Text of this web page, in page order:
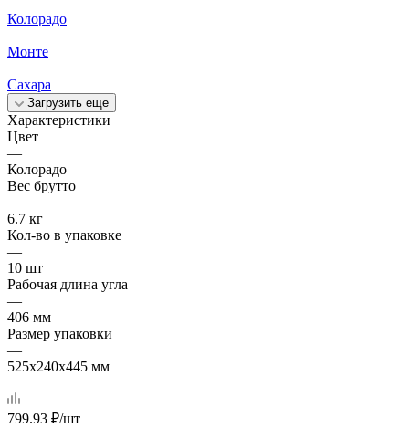
Колорадо
Монте
Сахара
Загрузить еще
Характеристики
Цвет
—
Колорадо
Вес брутто
—
6.7 кг
Кол-во в упаковке
—
10 шт
Рабочая длина угла
—
406 мм
Размер упаковки
—
525x240x445 мм
799.93 ₽/шт